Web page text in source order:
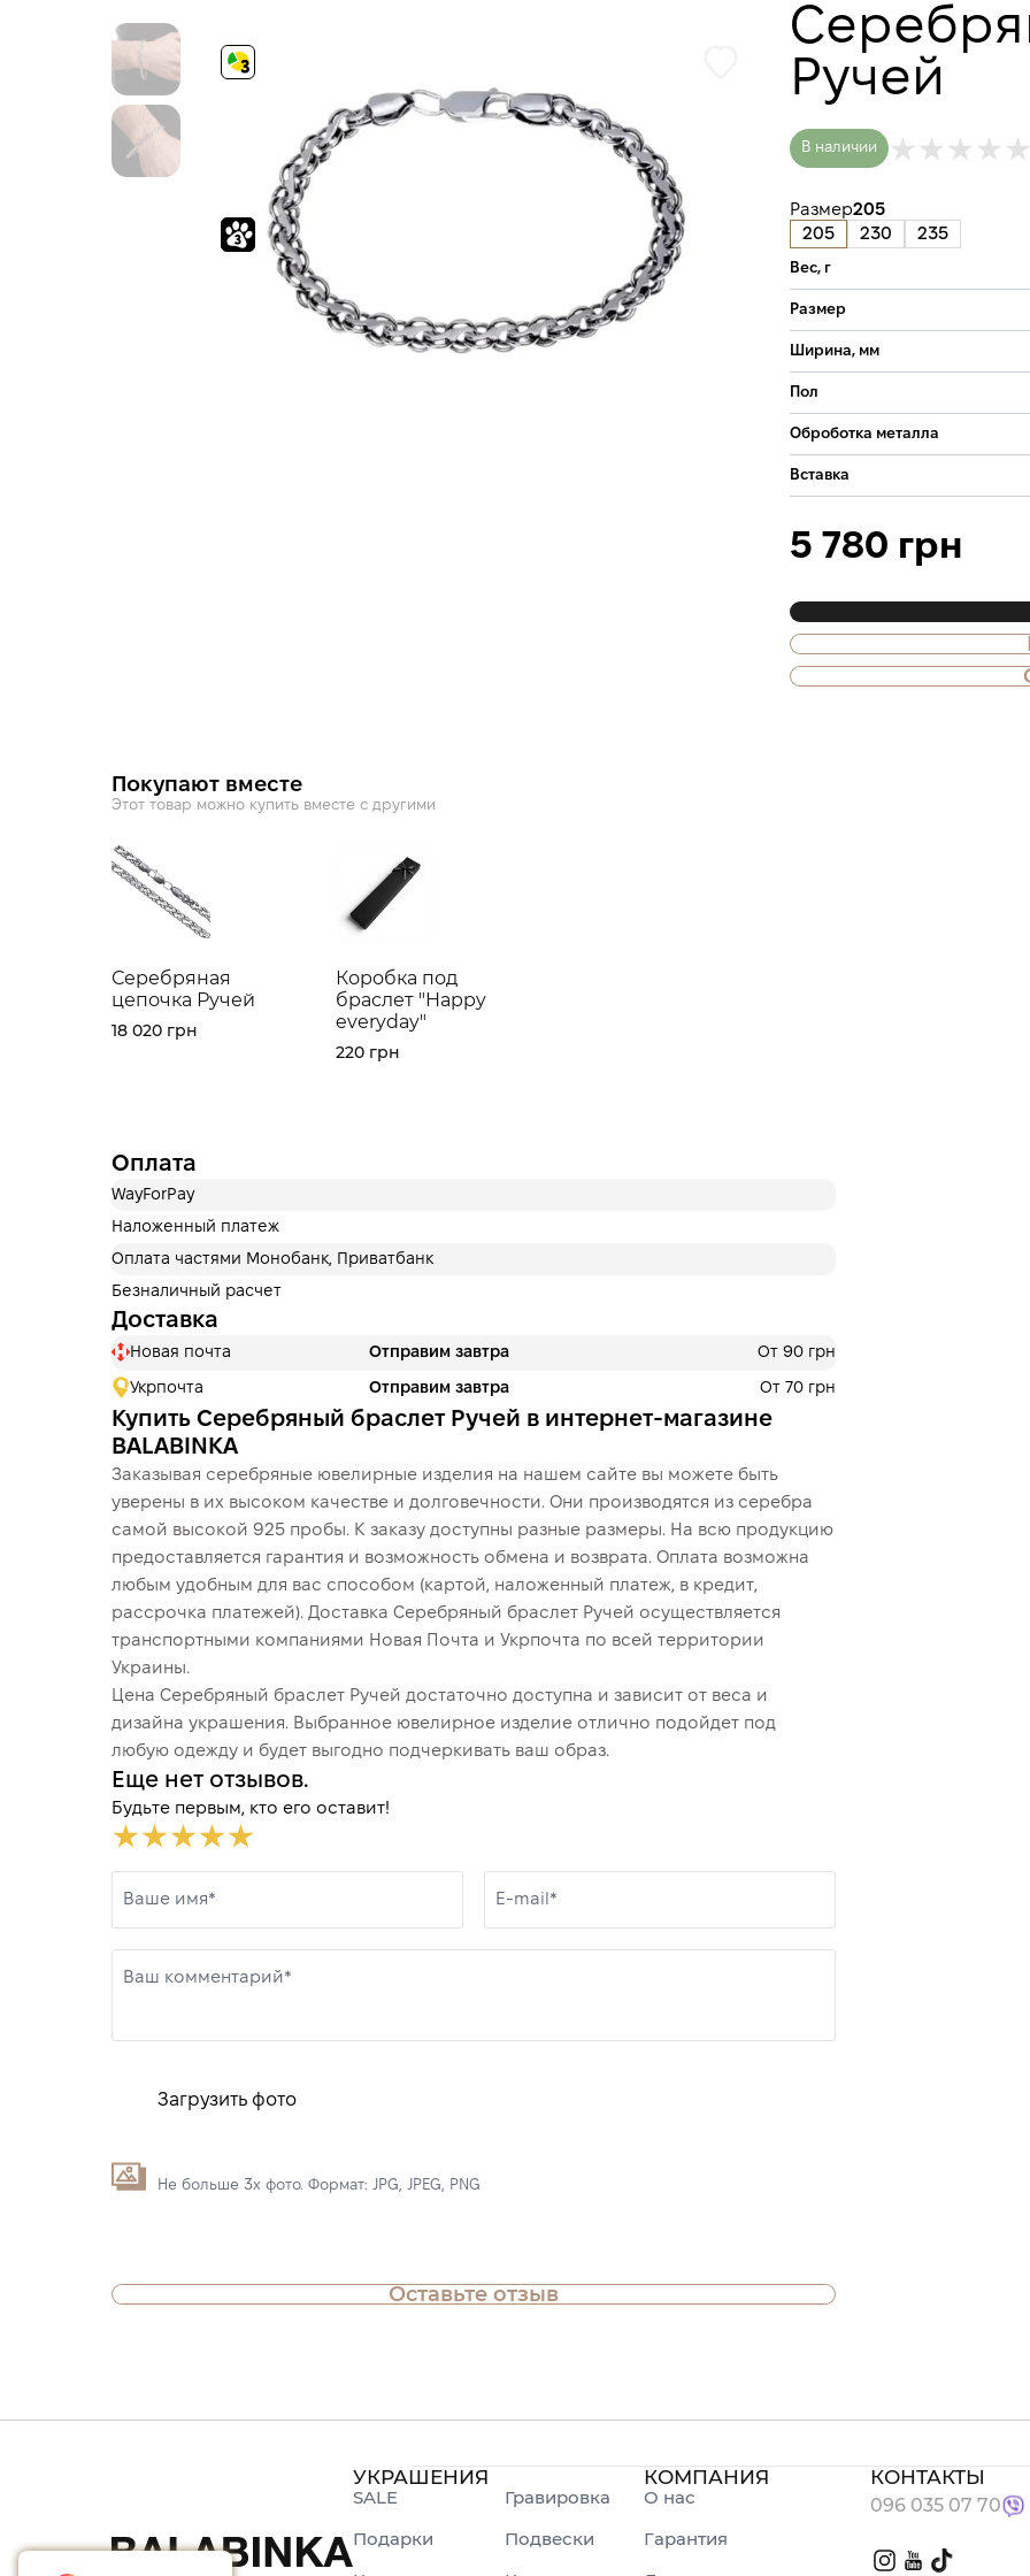
Ручей
В наличии
Размер205
205
230 235
Вес, г
Размер
Ширина, мм
Пол
Оброботка металла
Вставка
5 780 грн
Также доступна
Покупают вместе
Этот товар можно купить вместе с другими
Серебряная
цепочка Ручей
18 020 грн
Коробка под
браслет "Happy
everyday"
220 грн
Оплата
WayForPay
Наложенный платеж
Оплата частями Монобанк, Приватбанк
Безналичный расчет
Доставка
Новая почта Отправим завтра От 90 грн
Укрпочта Отправим завтра От 70 грн
Купить Серебряный браслет Ручей в интернет-магазине
BALABINKA
Заказывая серебряные ювелирные изделия на нашем сайте вы можете быть
уверены в их высоком качестве и долговечности. Они производятся из серебра
самой высокой 925 пробы. К заказу доступны разные размеры. На всю продукцию
предоставляется гарантия и возможность обмена и возврата. Оплата возможна
любым удобным для вас способом (картой, наложенный платеж, в кредит,
рассрочка платежей). Доставка Серебряный браслет Ручей осуществляется
транспортными компаниями Новая Почта и Укрпочта по всей территории
Украины.
Цена Серебряный браслет Ручей достаточно доступна и зависит от веса и
дизайна украшения. Выбранное ювелирное изделие отлично подойдет под
любую одежду и будет выгодно подчеркивать ваш образ.
Еще нет отзывов.
Будьте первым, кто его оставит!
Ваше имя* E-mail*
Ваш комментарий*
Загрузить фото
Не больше 3х фото. Формат: JPG, JPEG, PNG
Оставьте отзыв
УКРАШЕНИЯ
SALE
Гравировка
Подарки
Подвески
КОМПАНИЯ
О нас
Гарантия
КОНТАКТЫ
096 035 07 70